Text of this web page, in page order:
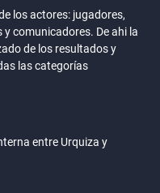
los actores: jugadores,
comunicadores. De ahi la
de los resultados y
las categorías
entre Urquiza y